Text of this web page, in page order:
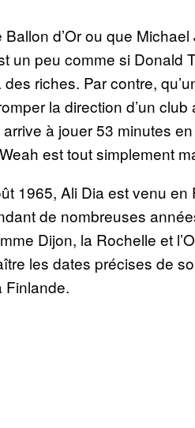
d’Or ou que
un peu comme si Donald
des riches. Par contre,
la direction d’un
arrive à jouer 53 minutes
est tout simplement
1965, Ali Dia est venu
de nombreuses
Dijon, la Rochelle et
les dates précises de
Finlande.